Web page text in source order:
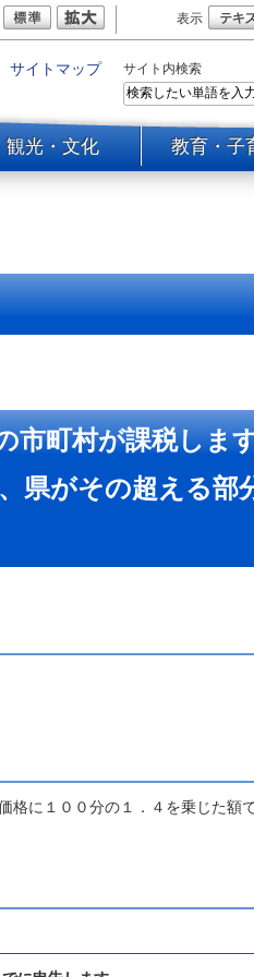
表示
サイトマップ サイト内検索
観光・文化 教育・子
町村が課税しま
県がその超える部
に１００分の１．４を乗じた額で